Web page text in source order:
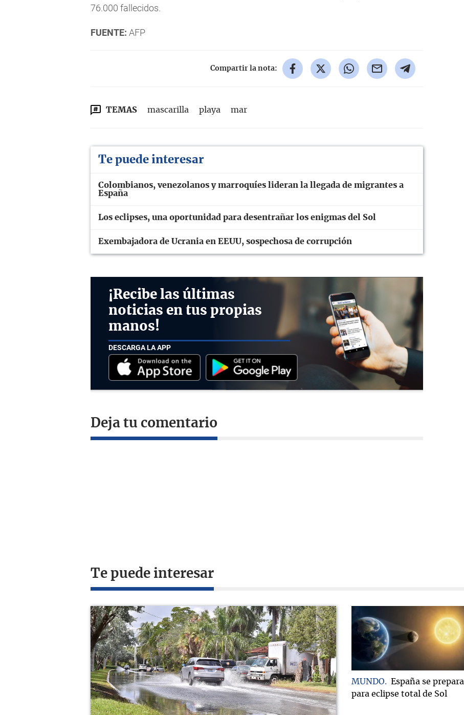
76.000 fallecidos.
FUENTE: AFP
Compartir la nota:
TEMAS mascarilla playa mar
Te puede interesar
Colombianos, venezolanos y marroquíes lideran la llegada de migrantes a
España
Los eclipses, una oportunidad para desentrañar los enigmas del Sol
Exembajadora de Ucrania en EEUU, sospechosa de corrupción
¡Recibe las últimas
noticias en tus propias
manos!
DESCARGA LA APP
Deja tu comentario
Te puede interesar
MUNDO
España se prepara
para eclipse total de Sol